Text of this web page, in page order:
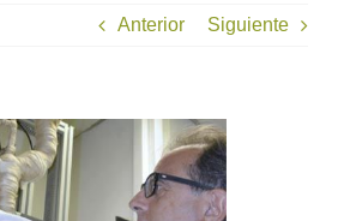
Anterior Siguiente